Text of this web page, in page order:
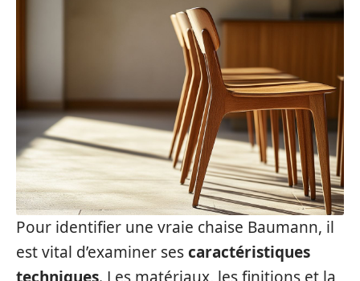
Pour identifier une vraie chaise Baumann, il
est vital d’examiner sescaractéristiques
techniques. Les matériaux, les finitions et la